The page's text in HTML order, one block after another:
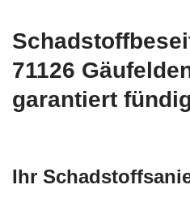
71126
garantiert
Ihr